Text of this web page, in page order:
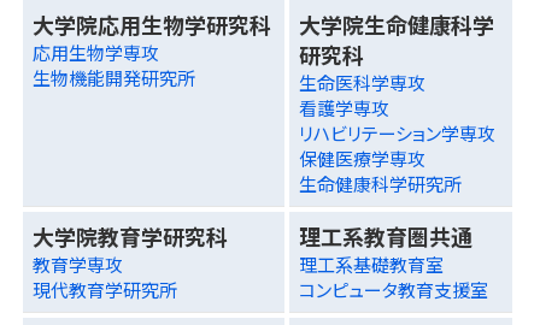
大学院応用生物学研究科
応用生物学専攻
生物機能開発研究所
大学院生命健康科学
研究科
生命医科学専攻
看護学専攻
リハビリテーション学専攻
保健医療学専攻
生命健康科学研究所
大学院教育学研究科
教育学専攻
現代教育学研究所
理工系教育圏共通
理工系基礎教育室
コンピュータ教育支援室